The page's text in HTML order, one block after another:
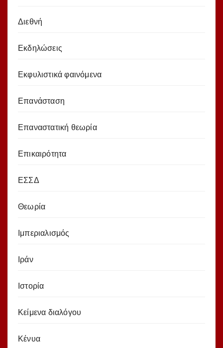
Διεθνή
Εκδηλώσεις
Εκφυλιστικά φαινόμενα
Επανάσταση
Επαναστατική θεωρία
Επικαιρότητα
ΕΣΣΔ
Θεωρία
Ιμπεριαλισμός
Ιράν
Ιστορία
Κείμενα διαλόγου
Κένυα